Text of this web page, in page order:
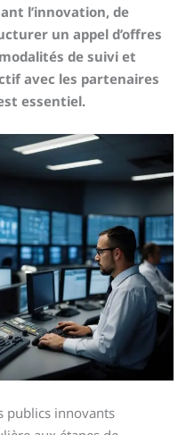
l’innovation, de
un appel d’offres
de suivi et
avec les partenaires
essentiel.
publics innovants